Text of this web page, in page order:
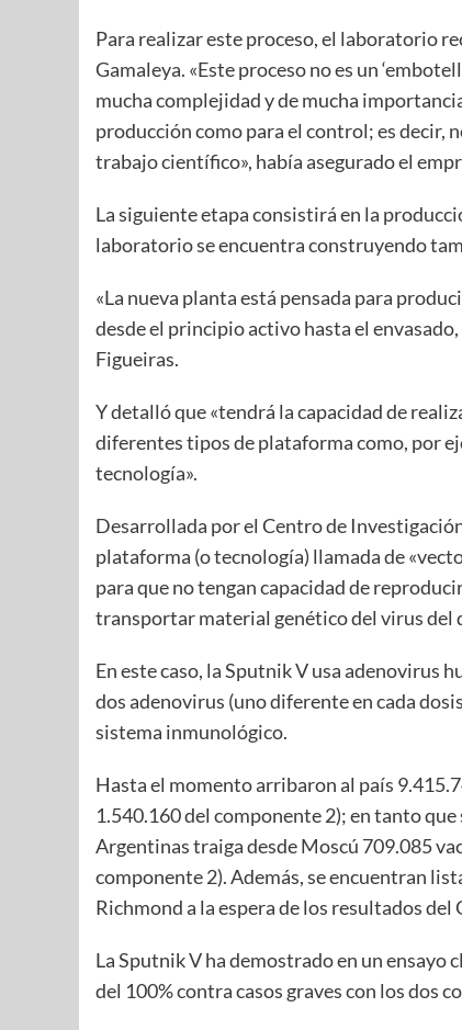
Para realizar este proceso, el laboratorio
Gamaleya. «Este proceso no es un
mucha complejidad y de mucha
producción como para el control; es decir,
trabajo científico», había asegurado el
La siguiente etapa consistirá en la
laboratorio se encuentra construyendo
«La nueva planta está pensada para
desde el principio activo hasta el
Figueiras.
Y detalló que «tendrá la capacidad de
diferentes tipos de plataforma como, por
tecnología».
Desarrollada por el Centro de
plataforma (o tecnología) llamada de
para que no tengan capacidad de
transportar material genético del virus del
En este caso, la Sputnik V usa adenovirus
dos adenovirus (uno diferente en cada
sistema inmunológico.
Hasta el momento arribaron al país
1.540.160 del componente 2); en tanto
Argentinas traiga desde Moscú 709.085
componente 2). Además, se encuentran
Richmond a la espera de los resultados del
La Sputnik V ha demostrado en un ensayo
del 100% contra casos graves con los dos